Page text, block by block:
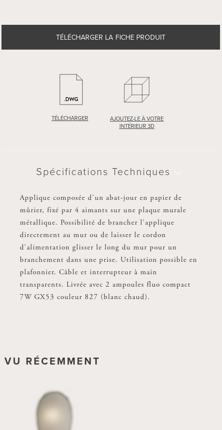
TÉLÉCHARGER LA FICHE PRODUIT
TÉLÉCHARGER
AJOUTEZ-LE À VOTRE
INTÉRIEUR 3D
Spécifications Techniques
Applique composée d'un abat-jour en papier de
mûrier, fixé par 4 aimants sur une plaque murale
métallique. Possibilité de brancher l'applique
directement au mur ou de laisser le cordon
d'alimentation glisser le long du mur pour un
branchement dans une prise. Utilisation possible en
plafonnier. Câble et interrupteur à main
transparents. Livrée avec 2 ampoules fluo compact
7W GX53 couleur 827 (blanc chaud).
VU RÉCEMMENT